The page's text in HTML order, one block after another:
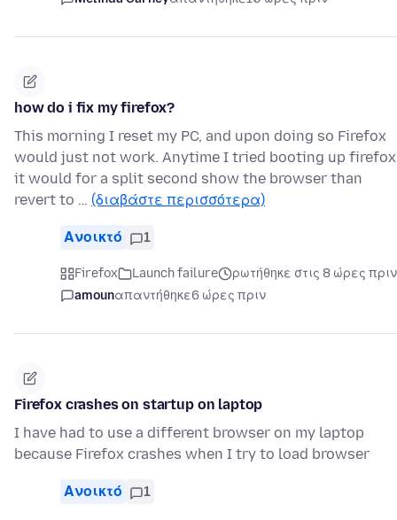
how do i fix my firefox?
This morning I reset my PC, and upon doing so Firefox
would just not work. Anytime I tried booting up firefox
it would for a split second show the browser than
revert to … (διαβάστε περισσότερα)
Ανοικτό 1
Firefox Launch failure
ρωτήθηκε στις 8 ώρες πριν
amounαπαντήθηκε6 ώρες πριν
Firefox crashes on startup on laptop
I have had to use a different browser on my laptop
because Firefox crashes when I try to load browser
Ανοικτό 1